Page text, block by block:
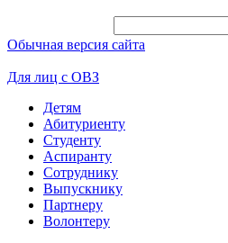
Обычная версия сайта
Для лиц с ОВЗ
Детям
Абитуриенту
Студенту
Аспиранту
Сотруднику
Выпускнику
Партнеру
Волонтеру